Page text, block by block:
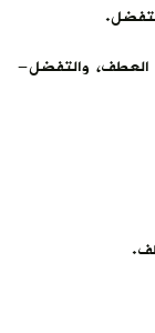
العطف، والتفضل-